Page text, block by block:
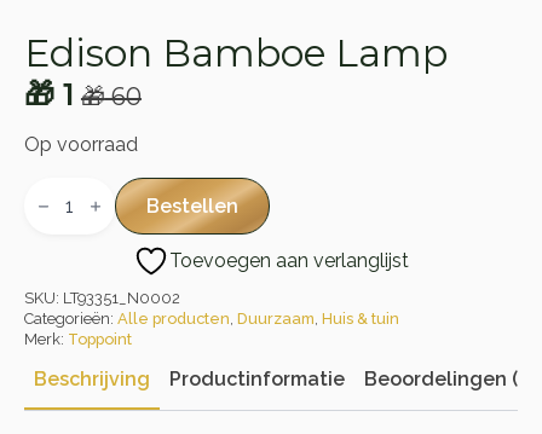
Edison Bamboe Lamp
🎁60
Oorspronkelijke
prijs
🎁 60.
🎁 1
Huidige
prijs
🎁 1.
Op voorraad
Bamboe
Bestellen
Toevoegen aan verlanglijst
SKU: LT93351_N0002
Categorieën: Alle producten, Duurzaam, Huis & tuin
Merk: Toppoint
Beschrijving Productinformatie Beoordelingen (0)